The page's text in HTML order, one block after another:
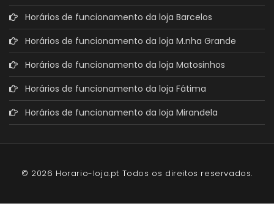
Horários de funcionamento da loja Barcelos
Horários de funcionamento da loja M.nha Grande
Horários de funcionamento da loja Matosinhos
Horários de funcionamento da loja Fátima
Horários de funcionamento da loja Mirandela
© 2026 Horario-loja.pt Todos os direitos reservados.